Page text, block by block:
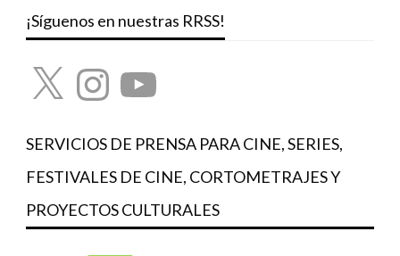
¡Síguenos en nuestras RRSS!
X InstagramYouTube
SERVICIOS DE PRENSA PARA CINE, SERIES,
FESTIVALES DE CINE, CORTOMETRAJES Y
PROYECTOS CULTURALES